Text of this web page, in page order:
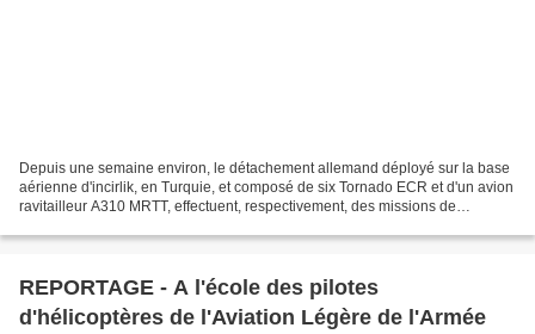
Depuis une semaine environ, le détachement allemand déployé sur la base
aérienne d'incirlik, en Turquie, et composé de six Tornado ECR et d'un avion
ravitailleur A310 MRTT, effectuent, respectivement, des missions de
REPORTAGE - A l'école des pilotes
d'hélicoptères de l'Aviation Légère de l'Armée